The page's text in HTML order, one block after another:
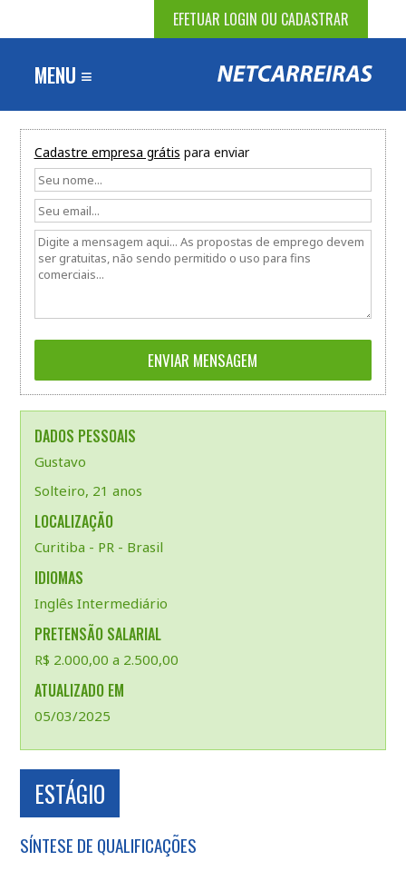
EFETUAR LOGIN OU CADASTRAR
MENU ≡
Cadastre empresa grátis para enviar
DADOS PESSOAIS
Gustavo
Solteiro, 21 anos
LOCALIZAÇÃO
Curitiba - PR - Brasil
IDIOMAS
Inglês Intermediário
PRETENSÃO SALARIAL
R$ 2.000,00 a 2.500,00
ATUALIZADO EM
05/03/2025
ESTÁGIO
SÍNTESE DE QUALIFICAÇÕES